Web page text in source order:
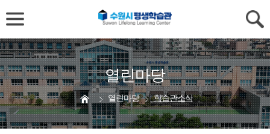
열린마당
열린마당 학습관소식